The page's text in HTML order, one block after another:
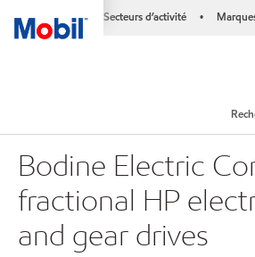
Secteurs d’activité •
Bodine Electric
fractional HP
and gear drives